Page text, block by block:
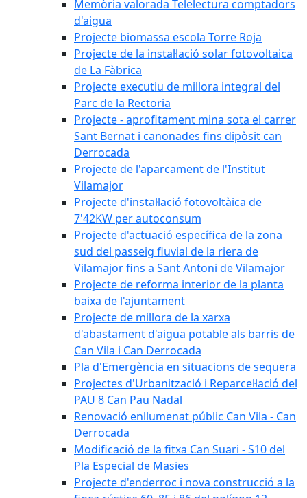
Memòria valorada Telelectura comptadors
d'aigua
Projecte biomassa escola Torre Roja
Projecte de la instal·lació solar fotovoltaica
de La Fàbrica
Projecte executiu de millora integral del
Parc de la Rectoria
Projecte - aprofitament mina sota el carrer
Sant Bernat i canonades fins dipòsit can
Derrocada
Projecte de l'aparcament de l'Institut
Vilamajor
Projecte d'instal·lació fotovoltàica de
7'42KW per autoconsum
Projecte d'actuació específica de la zona
sud del passeig fluvial de la riera de
Vilamajor fins a Sant Antoni de Vilamajor
Projecte de reforma interior de la planta
baixa de l'ajuntament
Projecte de millora de la xarxa
d'abastament d'aigua potable als barris de
Can Vila i Can Derrocada
Pla d'Emergència en situacions de sequera
Projectes d'Urbanització i Reparcel·lació del
PAU 8 Can Pau Nadal
Renovació enllumenat públic Can Vila - Can
Derrocada
Modificació de la fitxa Can Suari - S10 del
Pla Especial de Masies
Projecte d'enderroc i nova construcció a la